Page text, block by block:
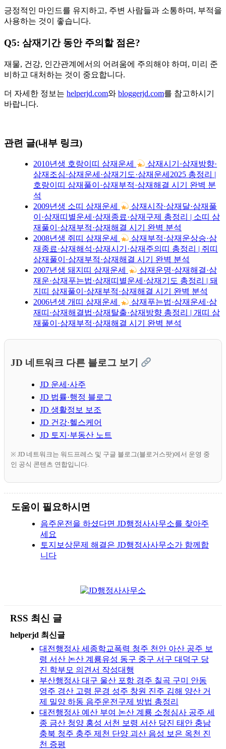
긍정적인 마인드를 유지하고, 주변 사람들과 소통하며, 부적을
사용하는 것이 좋습니다.
Q5: 삼재기간 동안 주의할 점은?
재물, 건강, 인간관계에서의 어려움에 주의해야 하며, 미리 준
비하고 대처하는 것이 중요합니다.
더 자세한 정보는 helperjd.com와 bloggerjd.com를 참고하시기
바랍니다.
관련 글(내부 링크)
2010년생 호랑이띠 삼재운세
삼재시기·삼재방향·
삼재조심·삼재운세·삼재기도·삼재운세2025 총정리 |
호랑이띠 삼재풀이·삼재부적·삼재해결 시기 완벽 분
석
2009년생 소띠 삼재운세
삼재시작·삼재달·삼재풀
이·삼재띠별운세·삼재종료·삼재구제 총정리 | 소띠 삼
재풀이·삼재부적·삼재해결 시기 완벽 분석
2008년생 쥐띠 삼재운세
삼재부적·삼재운상승·삼
재종료·삼재해석·삼재시기·삼재주의띠 총정리 | 쥐띠
삼재풀이·삼재부적·삼재해결 시기 완벽 분석
2007년생 돼지띠 삼재운세
삼재운명·삼재해결·삼
재운·삼재푸는법·삼재띠별운세·삼재기도 총정리 | 돼
지띠 삼재풀이·삼재부적·삼재해결 시기 완벽 분석
2006년생 개띠 삼재운세
삼재푸는법·삼재운세·삼
재띠·삼재해결법·삼재탈출·삼재방향 총정리 | 개띠 삼
재풀이·삼재부적·삼재해결 시기 완벽 분석
JD 네트워크 다른 블로그 보기
JD 운세·사주
JD 법률·행정 블로그
JD 생활정보 보조
JD 건강·헬스케어
JD 토지·부동산 노트
※ JD 네트워크는 워드프레스 및 구글 블로그(블로거스팟)에서 운영 중
인 공식 콘텐츠 연합입니다.
도움이 필요하시면
음주운전을 하셨다면 JD행정사사무소를 찾아주
세요
토지보상문제 해결은 JD행정사사무소가 함께합
니다
RSS 최신 글
helperjd 최신글
대전행정사 세종학교폭력 청주 천안 아산 공주 보
령 서산 논산 계룡유성 동구 중구 서구 대덕구 당
진 학부모 의견서 작성대행
부산행정사 대구 울산 포항 경주 칠곡 구미 안동
영주 경산 고령 문경 성주 창원 진주 김해 양산 거
제 밀양 하동 음주운전구제 방법 총정리
대전행정사 예산 부여 논산 계룡 소청심사 공주 세
종 금산 청양 홍성 서천 보령 서산 당진 태안 충남
충북 청주 충주 제천 단양 괴산 음성 보은 옥천 진
천 증평